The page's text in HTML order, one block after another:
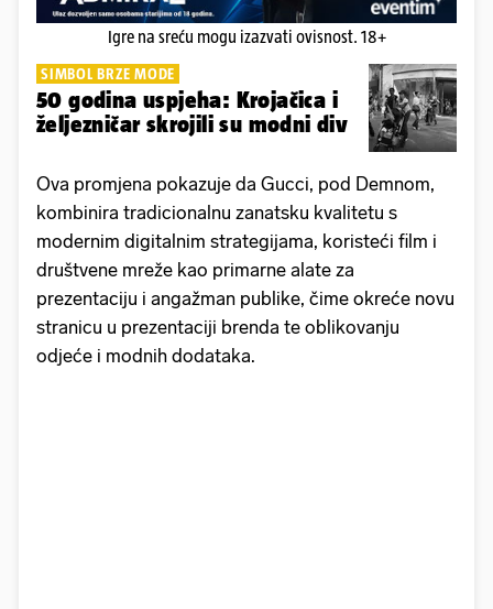
Igre na sreću mogu izazvati ovisnost. 18+
SIMBOL BRZE MODE
50 godina uspjeha: Krojačica i
željezničar skrojili su modni div
Ova promjena pokazuje da Gucci, pod Demnom,
kombinira tradicionalnu zanatsku kvalitetu s
modernim digitalnim strategijama, koristeći film i
društvene mreže kao primarne alate za
prezentaciju i angažman publike, čime okreće novu
stranicu u prezentaciji brenda te oblikovanju
odjeće i modnih dodataka.